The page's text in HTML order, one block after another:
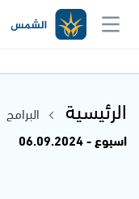
الرئيسية البرامج
اسبوع - 06.09.2024